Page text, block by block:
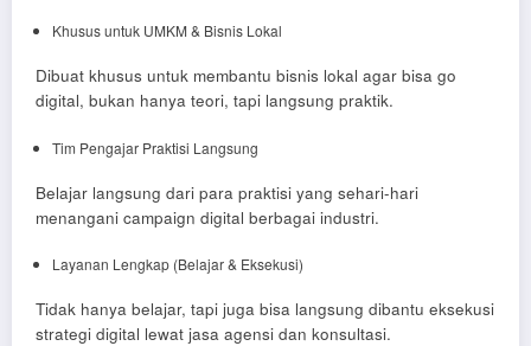
Khusus untuk UMKM & Bisnis Lokal
Dibuat khusus untuk membantu bisnis lokal agar bisa go
digital, bukan hanya teori, tapi langsung praktik.
Tim Pengajar Praktisi Langsung
Belajar langsung dari para praktisi yang sehari-hari
menangani campaign digital berbagai industri.
Layanan Lengkap (Belajar & Eksekusi)
Tidak hanya belajar, tapi juga bisa langsung dibantu eksekusi
strategi digital lewat jasa agensi dan konsultasi.